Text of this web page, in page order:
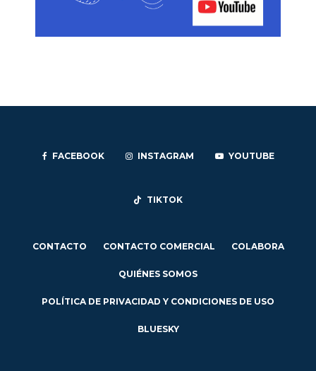
FACEBOOK INSTAGRAM YOUTUBE
TIKTOK
CONTACTO CONTACTO COMERCIAL COLABORA
QUIÉNES SOMOS
POLÍTICA DE PRIVACIDAD Y CONDICIONES DE USO
BLUESKY